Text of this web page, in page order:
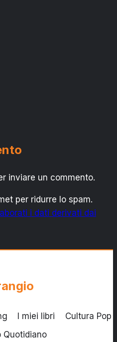
inviare un commento.
per ridurre lo spam.
i dati derivati dai
I miei libri
Cultura Pop
Quotidiano